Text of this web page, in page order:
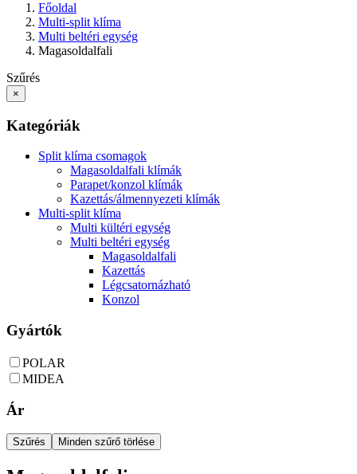
Főoldal
Multi-split klíma
Multi beltéri egység
Magasoldalfali
Szűrés
×
Kategóriák
Split klíma csomagok
Magasoldalfali klímák
Parapet/konzol klímák
Kazettás/álmennyezeti klímák
Multi-split klíma
Multi kültéri egység
Multi beltéri egység
Magasoldalfali
Kazettás
Légcsatornázható
Konzol
Gyártók
POLAR
MIDEA
Ár
Szűrés Minden szűrő törlése